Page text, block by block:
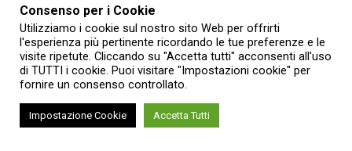
Facebooke clicca su "Like". Se preferisci puoi anche
seguirci via Twitter evia Instagram.
Per sostenerci abbiamo bisogno del vostro contributo, per
questo vi chiediamo di supportarci concretamente
attraverso Paypal o Satispay. Grazie per il vostro
contributo e per la vostra fiducia!
Consenso per i Cookie
Utilizziamo i cookie sul nostro sito Web per offrirti
l'esperienza più pertinente ricordando le tue preferenze e le
visite ripetute. Cliccando su "Accetta tutti" acconsenti all'uso
di TUTTI i cookie. Puoi visitare "Impostazioni cookie" per
fornire un consenso controllato.
Impostazione Cookie Accetta Tutti